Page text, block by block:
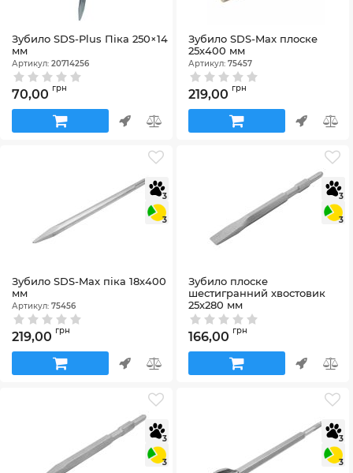
Зубило SDS-Plus Піка 250×14
мм
Артикул: 20714256
70,00 грн
Зубило SDS-Max плоске
25х400 мм
Артикул: 75457
219,00 грн
3
3
Зубило SDS-Max піка 18х400
мм
Артикул: 75456
219,00 грн
3
3
Зубило плоске
шестигранний хвостовик
25х280 мм
Артикул:75451
166,00 грн
3
3
3
3